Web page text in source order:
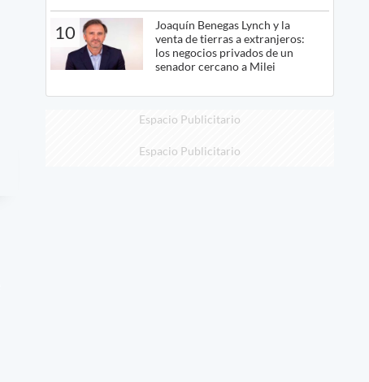
10
Joaquín Benegas Lynch y la
venta de tierras a extranjeros:
los negocios privados de un
senador cercano a Milei
Espacio Publicitario
Espacio Publicitario